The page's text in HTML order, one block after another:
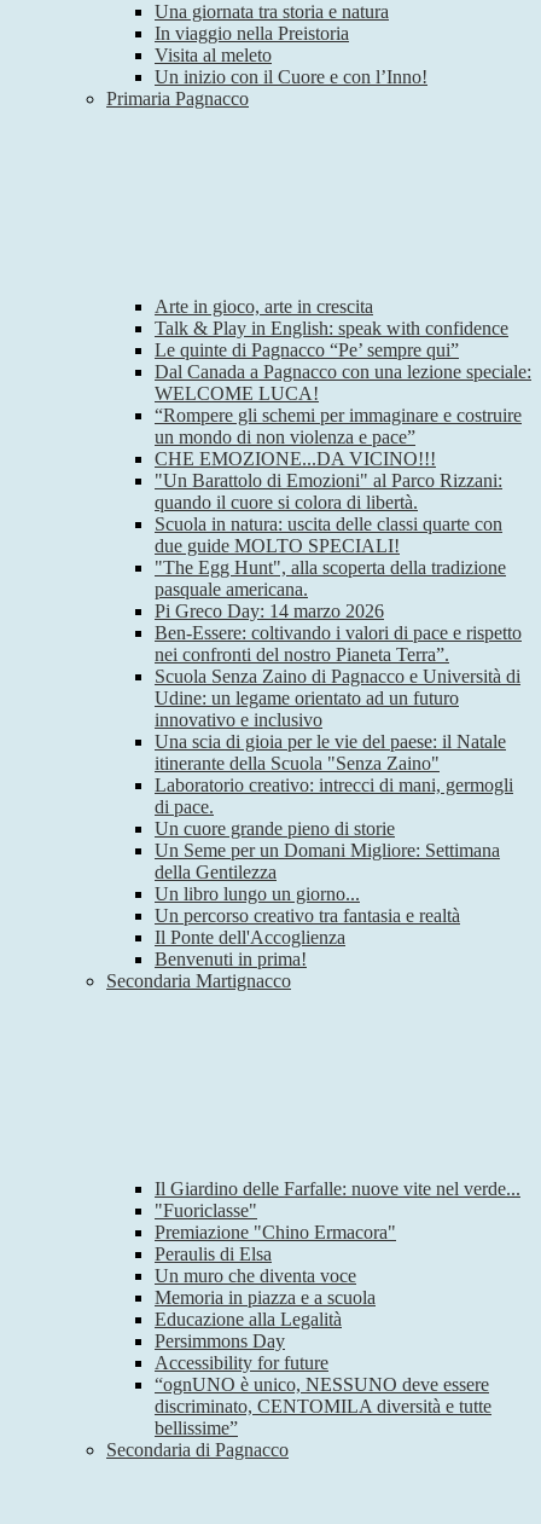
Una giornata tra storia e natura
In viaggio nella Preistoria
Visita al meleto
Un inizio con il Cuore e con l’Inno!
Primaria Pagnacco
Arte in gioco, arte in crescita
Talk & Play in English: speak with confidence
Le quinte di Pagnacco “Pe’ sempre qui”
Dal Canada a Pagnacco con una lezione speciale:
WELCOME LUCA!
“Rompere gli schemi per immaginare e costruire
un mondo di non violenza e pace”
CHE EMOZIONE...DA VICINO!!!
"Un Barattolo di Emozioni" al Parco Rizzani:
quando il cuore si colora di libertà.
Scuola in natura: uscita delle classi quarte con
due guide MOLTO SPECIALI!
"The Egg Hunt", alla scoperta della tradizione
pasquale americana.
Pi Greco Day: 14 marzo 2026
Ben-Essere: coltivando i valori di pace e rispetto
nei confronti del nostro Pianeta Terra”.
Scuola Senza Zaino di Pagnacco e Università di
Udine: un legame orientato ad un futuro
innovativo e inclusivo
Una scia di gioia per le vie del paese: il Natale
itinerante della Scuola "Senza Zaino"
Laboratorio creativo: intrecci di mani, germogli
di pace.
Un cuore grande pieno di storie
Un Seme per un Domani Migliore: Settimana
della Gentilezza
Un libro lungo un giorno...
Un percorso creativo tra fantasia e realtà
Il Ponte dell'Accoglienza
Benvenuti in prima!
Secondaria Martignacco
Il Giardino delle Farfalle: nuove vite nel verde...
"Fuoriclasse"
Premiazione "Chino Ermacora"
Peraulis di Elsa
Un muro che diventa voce
Memoria in piazza e a scuola
Educazione alla Legalità
Persimmons Day
Accessibility for future
“ognUNO è unico, NESSUNO deve essere
discriminato, CENTOMILA diversità e tutte
bellissime”
Secondaria di Pagnacco